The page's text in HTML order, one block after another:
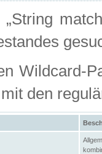
Wildcard-
den